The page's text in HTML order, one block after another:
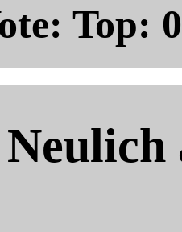
Top: 0
Neulich